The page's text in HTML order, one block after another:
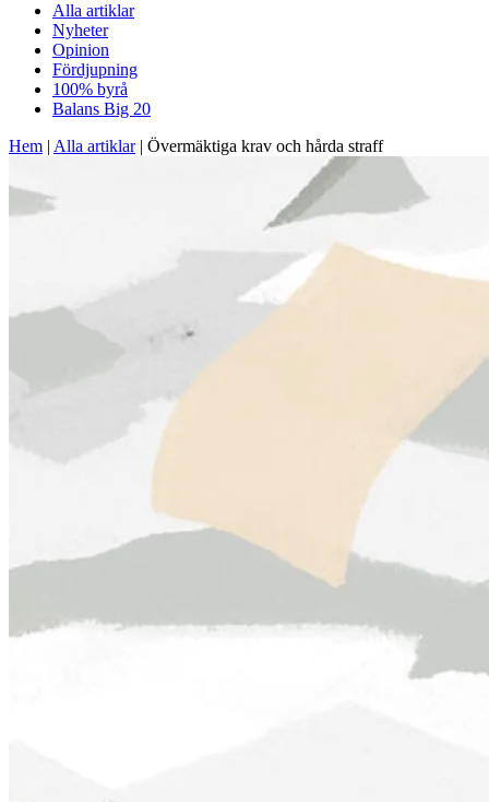
Alla artiklar
Nyheter
Opinion
Fördjupning
100% byrå
Balans Big 20
Hem | Alla artiklar| Övermäktiga krav och hårda straff